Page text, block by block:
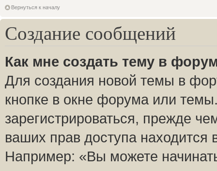
Вернуться к началу
Создание сообщений
Как мне создать тему в
Для создания новой темы в
кнопке в окне форума или
зарегистрироваться, прежде
ваших прав доступа
Например: «Вы можете